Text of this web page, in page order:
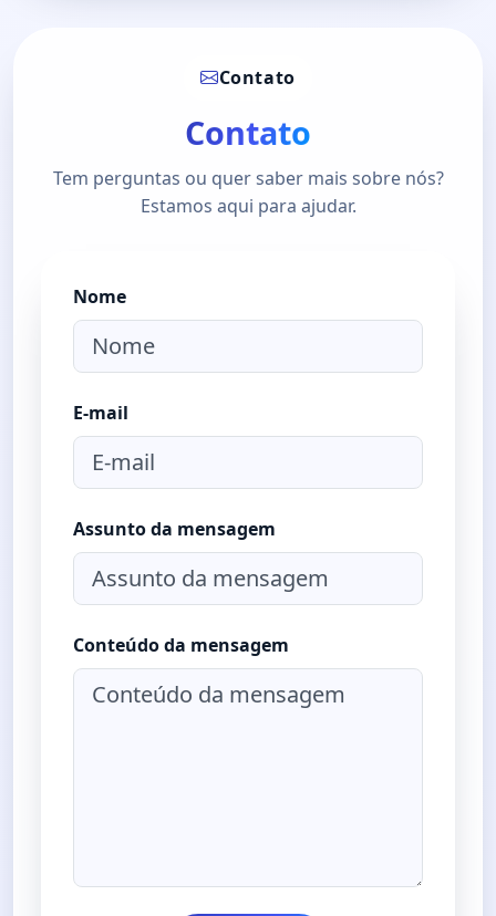
Contato
Contato
Tem perguntas ou quer saber mais sobre nós?
Estamos aqui para ajudar.
Nome
E-mail
Assunto da mensagem
Conteúdo da mensagem